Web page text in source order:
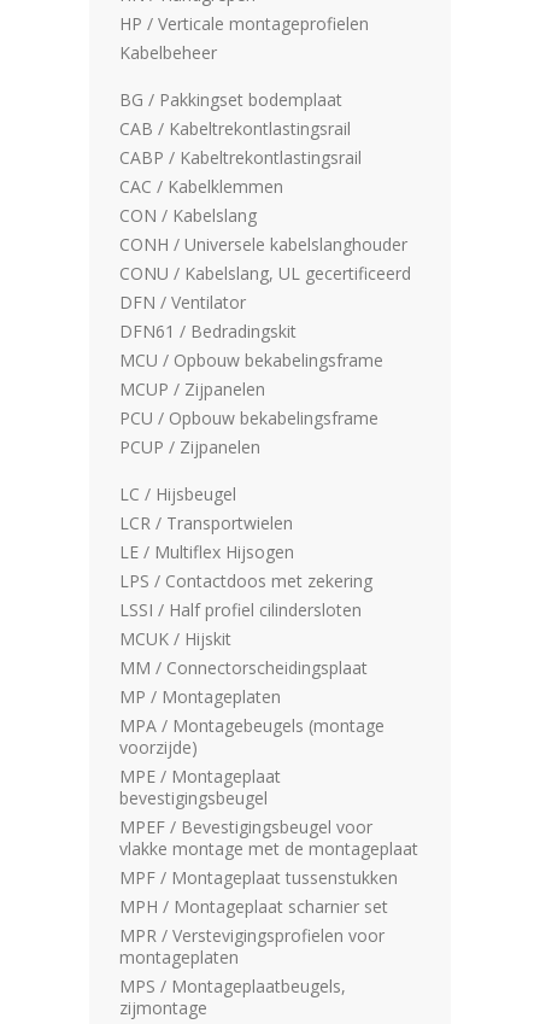
HP / Verticale montageprofielen
Kabelbeheer
BG / Pakkingset bodemplaat
CAB / Kabeltrekontlastingsrail
CABP / Kabeltrekontlastingsrail
CAC / Kabelklemmen
CON / Kabelslang
CONH / Universele kabelslanghouder
CONU / Kabelslang, UL gecertificeerd
DFN / Ventilator
DFN61 / Bedradingskit
MCU / Opbouw bekabelingsframe
MCUP / Zijpanelen
PCU / Opbouw bekabelingsframe
PCUP / Zijpanelen
LC / Hijsbeugel
LCR / Transportwielen
LE / Multiflex Hijsogen
LPS / Contactdoos met zekering
LSSI / Half profiel cilindersloten
MCUK / Hijskit
MM / Connectorscheidingsplaat
MP / Montageplaten
MPA / Montagebeugels (montage
voorzijde)
MPE / Montageplaat
bevestigingsbeugel
MPEF / Bevestigingsbeugel voor
vlakke montage met de montageplaat
MPF / Montageplaat tussenstukken
MPH / Montageplaat scharnier set
MPR / Verstevigingsprofielen voor
montageplaten
MPS / Montageplaatbeugels,
zijmontage